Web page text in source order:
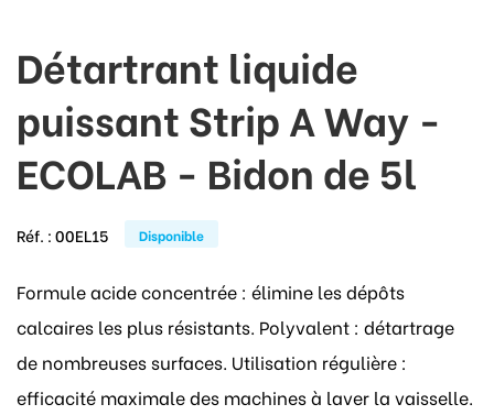
Détartrant liquide
puissant Strip A Way -
ECOLAB - Bidon de 5l
Réf. :00EL15 Disponible
Formule acide concentrée : élimine les dépôts
calcaires les plus résistants. Polyvalent : détartrage
de nombreuses surfaces. Utilisation régulière :
efficacité maximale des machines à laver la vaisselle.